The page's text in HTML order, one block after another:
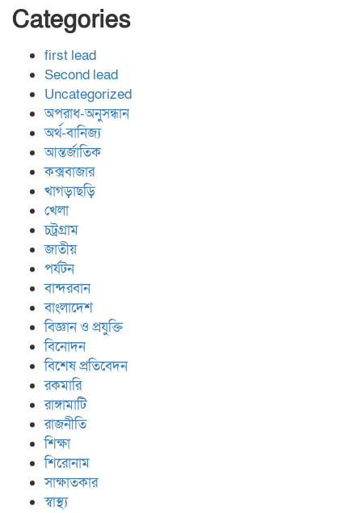
Categories
first lead
Second lead
Uncategorized
অপরাধ-অনুসন্ধান
অর্থ-বানিজ্য
আন্তর্জাতিক
কক্সবাজার
খাগড়াছড়ি
খেলা
চট্রগ্রাম
জাতীয়
পর্যটন
বান্দরবান
বাংলাদেশ
বিজ্ঞান ও প্রযুক্তি
বিনোদন
বিশেষ প্রতিবেদন
রকমারি
রাঙ্গামাটি
রাজনীতি
শিক্ষা
শিরোনাম
সাক্ষাতকার
স্বাস্থ্য